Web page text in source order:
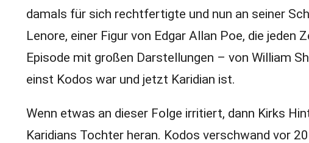
damals für sich rechtfertigte und nun an seiner
Lenore, einer Figur von Edgar Allan Poe, die
Episode mit großen Darstellungen – von William
einst Kodos war und jetzt Karidian ist.
Wenn etwas an dieser Folge irritiert, dann Kirks
Karidians Tochter heran. Kodos verschwand vor